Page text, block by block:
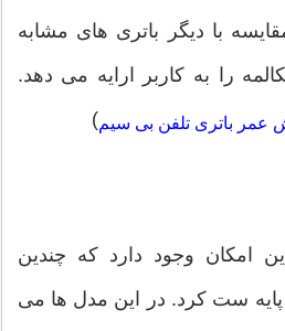
با دیگر باتری های مشابه
را به کاربر ارایه می دهد.
عمر باتری تلفن بی سیم)
امکان وجود دارد که چندین
ست کرد. در این مدل ها می